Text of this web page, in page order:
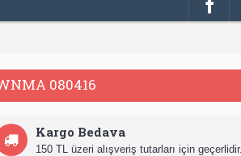
080416
Kargo Bedava
150 TL üzeri alışveriş tutarları için geçerlidir.